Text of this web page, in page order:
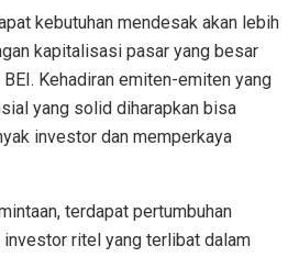
kebutuhan mendesak akan lebih
kapitalisasi pasar yang besar
Kehadiran emiten-emiten yang
yang solid diharapkan bisa
investor dan memperkaya
terdapat pertumbuhan
investor ritel yang terlibat dalam